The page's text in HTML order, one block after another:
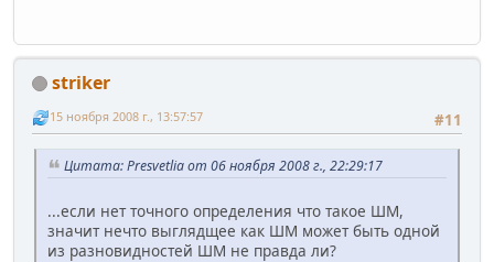
striker
#11
15 ноября 2008 г., 13:57:57
Цитата: Presvetlia от 06 ноября 2008 г., 22:29:17
...если нет точного определения что такое ШМ,
значит нечто выглядщее как ШМ может быть одной
из разновидностей ШМ не правда ли?